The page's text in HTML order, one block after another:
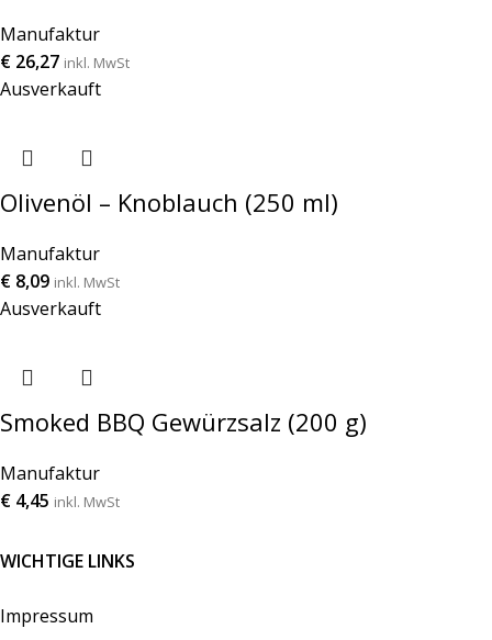
Manufaktur
€ 26,27 inkl. MwSt
Ausverkauft
Olivenöl – Knoblauch (250 ml)
Manufaktur
€ 8,09 inkl. MwSt
Ausverkauft
Smoked BBQ Gewürzsalz (200 g)
Manufaktur
€ 4,45 inkl. MwSt
WICHTIGE LINKS
Impressum